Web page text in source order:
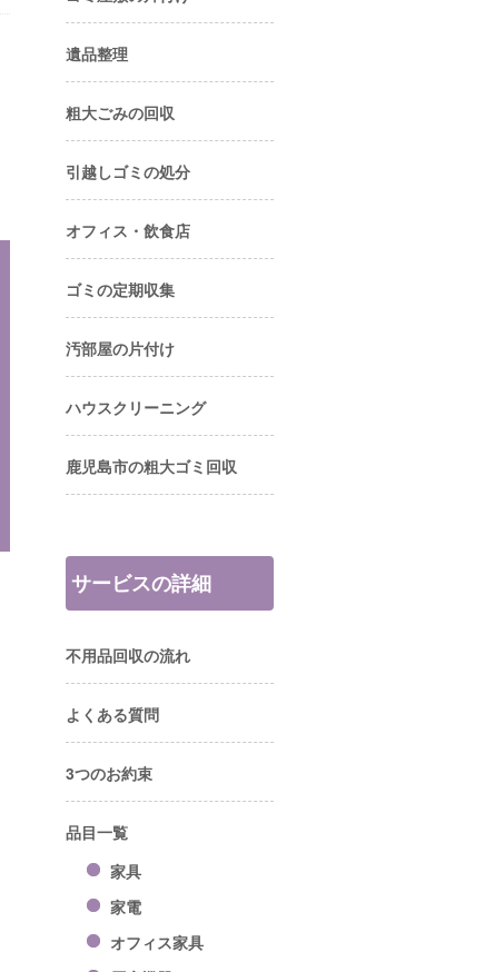
遺品整理
粗大ごみの回収
引越しゴミの処分
オフィス・飲食店
ゴミの定期収集
汚部屋の片付け
ハウスクリーニング
鹿児島市の粗大ゴミ回収
サービスの詳細
不用品回収の流れ
よくある質問
3つのお約束
品目一覧
家具
家電
オフィス家具